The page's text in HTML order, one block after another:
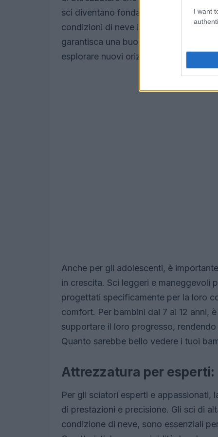
I want
sci diventano fondamentali,
condizioni di neve impegnative. Per
garantisca una buona presa sul
esplorare nuovi orizzonti sulle piste.
Anche per gli adolescenti, è
in crescita. Sci leggeri e maneggevoli
progettati specificamente per la loro
comfort. Per bambini dai 7 ai 12 anni,
supportare il loro progresso,
Quanto sarebbe bello vedere i tuoi
Attrezzatura per esperti:
Per gli sciatori esperti e appassionati,
di prestazioni e precisione. Gli sci di
condizione di neve, sono essenziali